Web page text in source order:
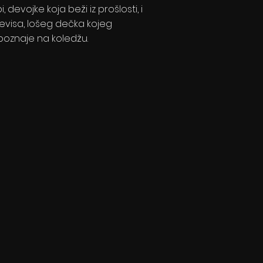
devojke koja beži iz prošlosti, i
lošeg dečka kojeg
na koledžu.